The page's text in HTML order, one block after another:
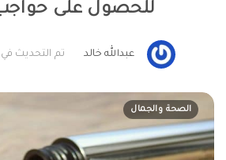
للحصول على
عبدالله خالد تم التحديث في 19 يوليو، 2023
الصحة والجمال